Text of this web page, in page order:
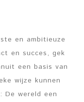
en ambitieuze
en succes, gek
een basis van
wijze kunnen
De wereld een